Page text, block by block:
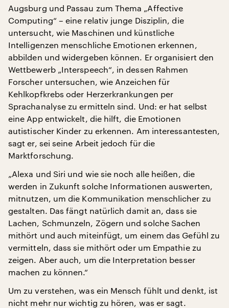
Augsburg und Passau zum Thema „Affective
Computing“ – eine relativ junge Disziplin, die
untersucht, wie Maschinen und künstliche
Intelligenzen menschliche Emotionen erkennen,
abbilden und widergeben können. Er organisiert den
Wettbewerb „Interspeech“, in dessen Rahmen
Forscher untersuchen, wie Anzeichen für
Kehlkopfkrebs oder Herzerkrankungen per
Sprachanalyse zu ermitteln sind. Und: er hat selbst
eine App entwickelt, die hilft, die Emotionen
autistischer Kinder zu erkennen. Am interessantesten,
sagt er, sei seine Arbeit jedoch für die
Marktforschung.
„Alexa und Siri und wie sie noch alle heißen, die
werden in Zukunft solche Informationen auswerten,
mitnutzen, um die Kommunikation menschlicher zu
gestalten. Das fängt natürlich damit an, dass sie
Lachen, Schmunzeln, Zögern und solche Sachen
mithört und auch miteinfügt, um einem das Gefühl zu
vermitteln, dass sie mithört oder um Empathie zu
zeigen. Aber auch, um die Interpretation besser
machen zu können.“
Um zu verstehen, was ein Mensch fühlt und denkt, ist
nicht mehr nur wichtig zu hören, was er sagt.